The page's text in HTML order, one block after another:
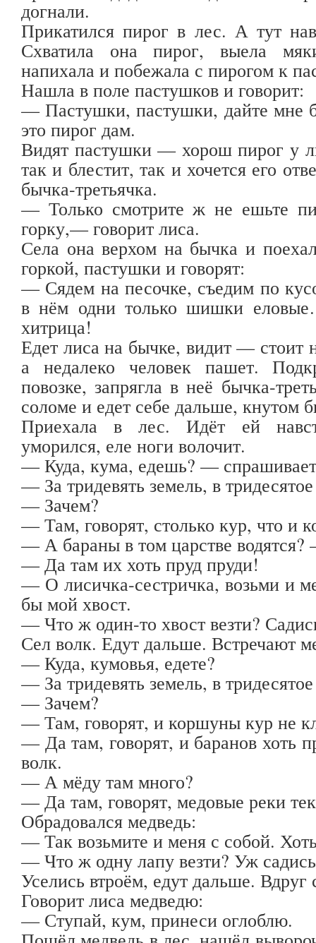
догнали.
Прикатился пирог в лес. А тут
Схватила она пирог, выела
напихала и побежала с пирогом к
Нашла в поле пастушков и говорит:
— Пастушки, пастушки, дайте мне
это пирог дам.
Видят пастушки — хорош пирог у
так и блестит, так и хочется его
бычка-третьячка.
— Только смотрите ж не ешьте
горку,— говорит лиса.
Села она верхом на бычка и
горкой, пастушки и говорят:
— Сядем на песочке, съедим по
в нём одни только шишки
хитрица!
Едет лиса на бычке, видит — стоит
а недалеко человек пашет.
повозке, запрягла в неё бычка-
соломе и едет себе дальше, кнутом
Приехала в лес. Идёт ей
уморился, еле ноги волочит.
— Куда, кума, едешь? —
— За тридевять земель, в
— Зачем?
— Там, говорят, столько кур, что
— А бараны в том царстве водятся?
— Да там их хоть пруд пруди!
— О лисичка-сестричка, возьми и
бы мой хвост.
— Что ж один-то хвост везти?
Сел волк. Едут дальше. Встречают
— Куда, кумовья, едете?
— За тридевять земель, в
— Зачем?
— Там, говорят, и коршуны кур не
— Да там, говорят, и баранов хоть
волк.
— А мёду там много?
— Да там, говорят, медовые реки
Обрадовался медведь:
— Так возьмите и меня с собой.
— Что ж одну лапу везти? Уж
Уселись втроём, едут дальше. Вдруг
Говорит лиса медведю:
— Ступай, кум, принеси оглоблю.